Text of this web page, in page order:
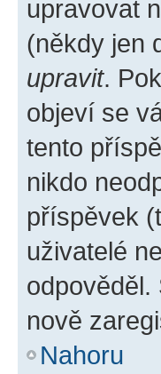
upravovat
(někdy jen
upravit.
objeví se
tento
nikdo
příspěvek
uživatelé
nově
Nahoru